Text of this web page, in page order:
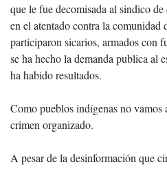
que le fue decomisada al sindico
en el atentado contra la comunidad
participaron sicarios, armados con
se ha hecho la demanda publica al
ha habido resultados.
Como pueblos indígenas no
crimen organizado.
A pesar de la desinformación que